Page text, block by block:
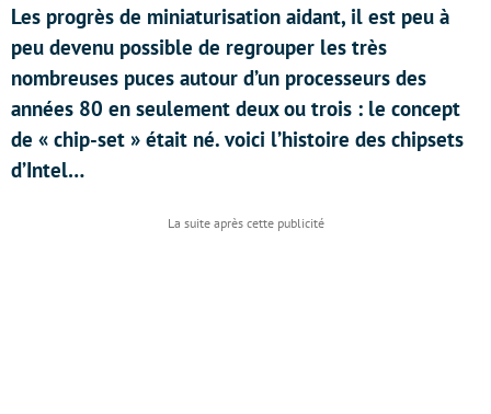
Les progrès de miniaturisation aidant, il est peu à
peu devenu possible de regrouper les très
nombreuses puces autour d’un processeurs des
années 80 en seulement deux ou trois : le concept
de « chip-set » était né. voici l’histoire des chipsets
d’Intel…